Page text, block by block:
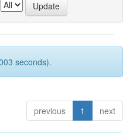
seconds).
previous 1 next